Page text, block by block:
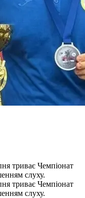
триває Чемпіонат
слуху.
триває Чемпіонат
слуху.